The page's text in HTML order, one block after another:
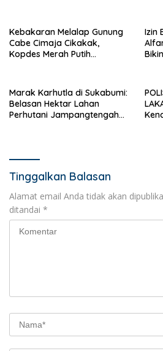
Kebakaran Melalap Gunung
Cabe Cimaja Cikakak,
Kopdes Merah Putih
Izin
Marak Karhutla di Sukabumi:
Belasan Hektar Lahan
Perhutani Jampangtengah
Tinggalkan Balasan
Alamat email Anda tidak akan
ditandai *